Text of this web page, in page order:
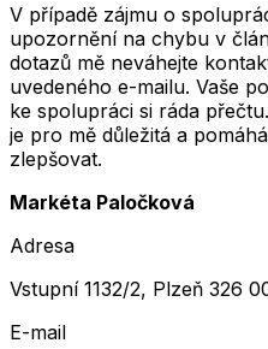
V případě zájmu o
upozornění na chybu v
dotazů mě neváhejte
uvedeného e-mailu. Vaše
ke spolupráci si ráda
je pro mě důležitá a
zlepšovat.
Markéta Paločková
Adresa
Vstupní 1132/2, Plzeň 326
E-mail